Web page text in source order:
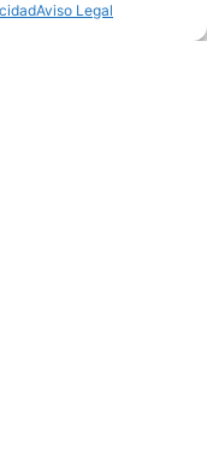
Aviso Legal